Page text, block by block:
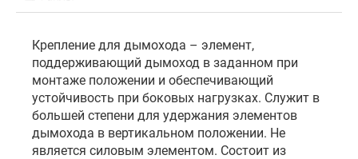
Крепление для дымохода – элемент,
поддерживающий дымоход в заданном при
монтаже положении и обеспечивающий
устойчивость при боковых нагрузках. Служит в
большей степени для удержания элементов
дымохода в вертикальном положении. Не
является силовым элементом. Состоит из